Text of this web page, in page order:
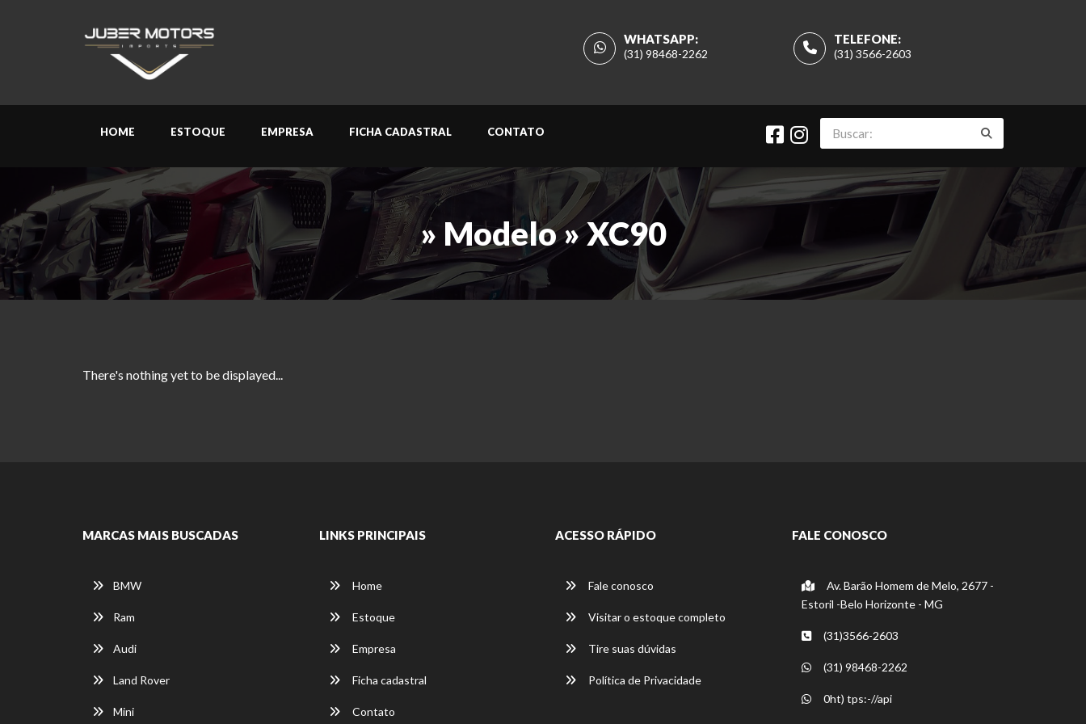
TELEFONE:
(31) 3566-2603
WHATSAPP:
(31) 98468-2262
HOME ESTOQUE EMPRESA FICHA CADASTRAL CONTATO
» Modelo » XC90
There's nothing yet to be displayed...
MARCAS MAIS BUSCADAS
BMW
Ram
Audi
Land Rover
Mini
LINKS PRINCIPAIS
Home
Estoque
Empresa
Ficha cadastral
Contato
ACESSO RÁPIDO
Fale conosco
Visitar o estoque completo
Tire suas dúvidas
Política de Privacidade
FALE CONOSCO
Av. Barão Homem de Melo, 2677 -
Estoril -Belo Horizonte - MG
(31)3566-2603
(31) 98468-2262
0ht) tps:-//api